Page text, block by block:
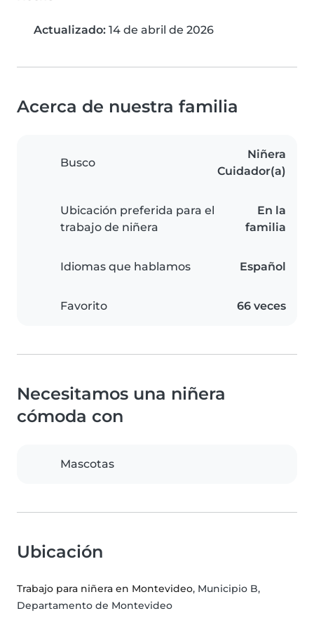
Actualizado: 14 de abril de 2026
Acerca de nuestra familia
Busco
Niñera
Cuidador(a)
Ubicación preferida para el
trabajo de niñera
En la
familia
Idiomas que hablamos Español
Favorito 66 veces
Necesitamos una niñera
cómoda con
Mascotas
Ubicación
Trabajo para niñera en Montevideo, Municipio B,
Departamento de Montevideo